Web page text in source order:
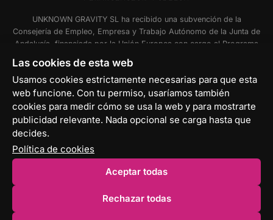
UNKNOWN GRAVITY SL ha recibido una subvención de la
Consejería de Empleo, Empresa y Trabajo Autónomo de la Junta de
Andalucía, financiada por la Unión Europea con cargo al Programa
de la contratación en el ámbito de la Comunidad Autónoma de
Andalucía. Programa Emplea-T Línea 2. Incentivo a la segunda o
sucesivas contrataciones indefinidas ordinarias por parte de
personas trabajadoras autónomas, y a cualquier contratación
indefinida ordinaria por parte de Pymes.
© 2026 Unknown Gravity S.L. — Málaga, ES
Aviso legal
Las cookies de esta web
Usamos cookies estrictamente necesarias para que esta
web funcione. Con tu permiso, usaríamos también
cookies para medir cómo se usa la web y para mostrarte
publicidad relevante. Nada opcional se carga hasta que
decides.
Política de cookies
Aceptar todas
Rechazar todas